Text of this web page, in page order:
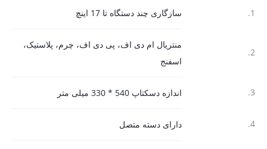
1. سازگاری چند دستگاه تا 17 اینچ
2.
منتریال ام دی اف، پی دی اف، چرم، پلاستیک،
اسفنج
3. اندازه دسکتاپ 540 * 330 میلی متر
4. دارای دسته متصل